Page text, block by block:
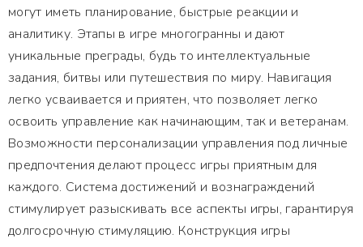
могут иметь планирование, быстрые реакции и
аналитику. Этапы в игре многогранны и дают
уникальные преграды, будь то интеллектуальные
задания, битвы или путешествия по миру. Навигация
легко усваивается и приятен, что позволяет легко
освоить управление как начинающим, так и ветеранам.
Возможности персонализации управления под личные
предпочтения делают процесс игры приятным для
каждого. Система достижений и вознаграждений
стимулирует разыскивать все аспекты игры, гарантируя
долгосрочную стимуляцию. Конструкция игры